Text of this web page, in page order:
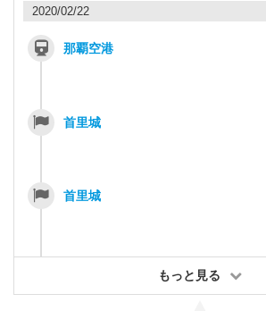
2020/02/22
那覇空港
首里城
首里城
もっと見る